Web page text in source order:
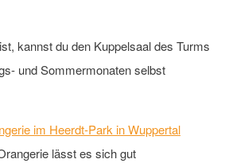
kannst du den Kuppelsaal des Turms
und Sommermonaten selbst
lässt es sich gut